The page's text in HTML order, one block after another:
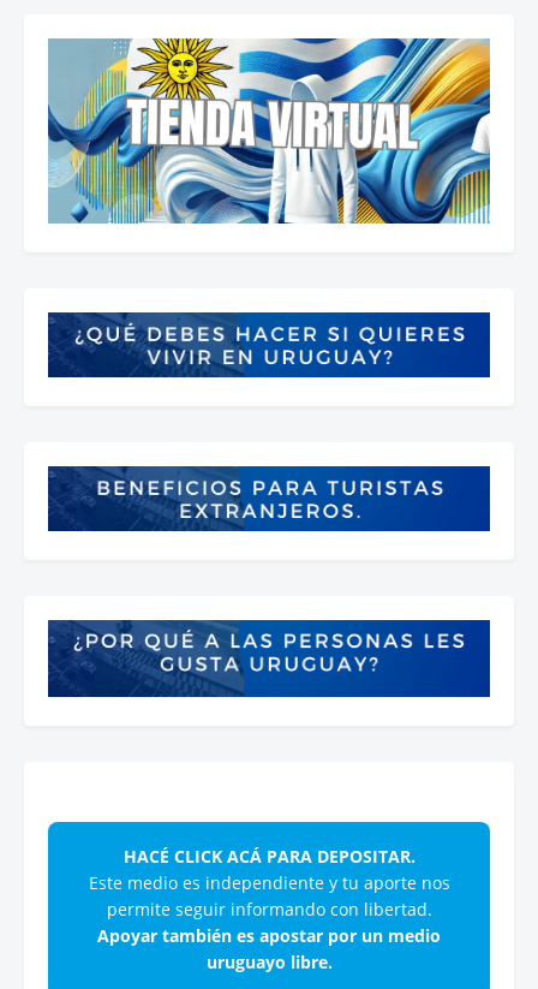
HACÉ CLICK ACÁ PARA DEPOSITAR.
Este medio es independiente y tu aporte nos
permite seguir informando con libertad.
Apoyar también es apostar por un medio
uruguayo libre.